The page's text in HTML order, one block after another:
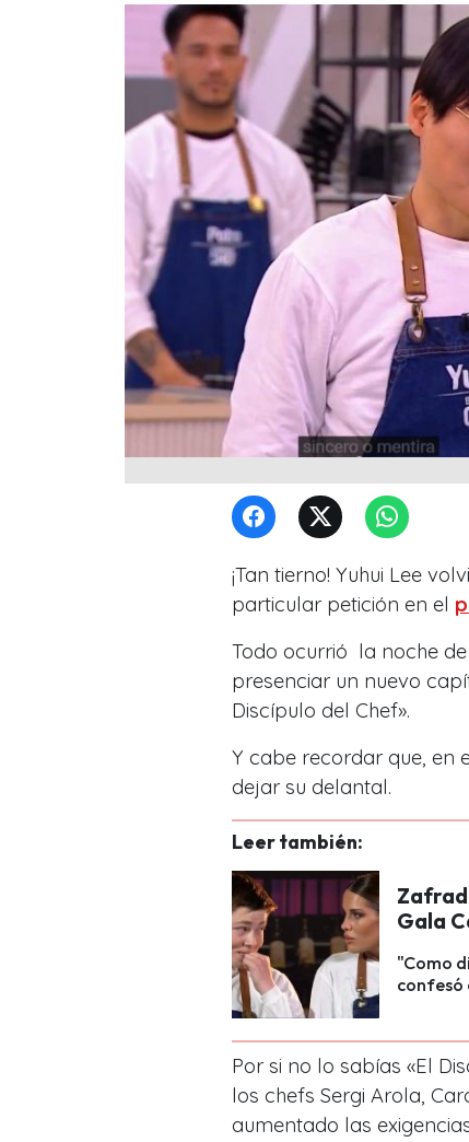
¡Tan tierno! Yuhui Lee
particular petición en el
Todo ocurrió la noche
presenciar un nuevo
Discípulo del Chef».
Y cabe recordar que, en
dejar su delantal.
Leer también:
Gala
"Como
confesó
Por si no lo sabías «El
los chefs Sergi Arola,
aumentado las